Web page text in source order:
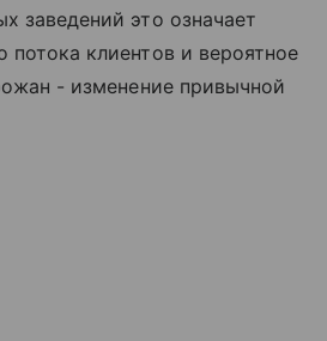
заведений это означает
потока клиентов и вероятное
- изменение привычной